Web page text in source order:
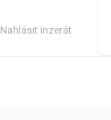
Nahlásit inzerát